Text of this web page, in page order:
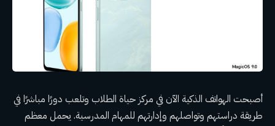
أصبحت الهواتف الذكية الآن في مركز حياة الطلاب وتلعب دورًا مباشرًا في
طريقة دراستهم وتواصلهم وإدارتهم للمهام المدرسية. يحمل معظم